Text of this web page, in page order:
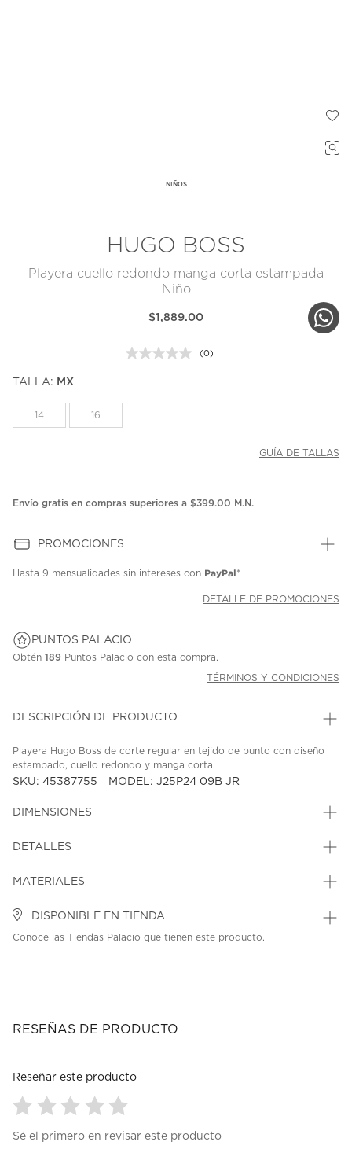
NIÑOS
HUGO BOSS
Playera cuello redondo manga corta estampada
Niño
$1,889.00
Sin
(0)
TALLA: MX
14 16
GUÍA DE TALLAS
Envío gratis en compras superiores a $399.00 M.N.
PROMOCIONES
Hasta 9 mensualidades sin intereses con PayPal*
DETALLE DE PROMOCIONES
PUNTOS PALACIO
Obtén 189 Puntos Palacio con esta compra.
TÉRMINOS Y CONDICIONES
DESCRIPCIÓN DE PRODUCTO
Playera Hugo Boss de corte regular en tejido de punto con diseño
estampado, cuello redondo y manga corta.
SKU: 45387755 MODEL: J25P24 09B JR
DIMENSIONES
DETALLES
MATERIALES
DISPONIBLE EN TIENDA
Conoce las Tiendas Palacio que tienen este producto.
RESEÑAS DE PRODUCTO
Reseñar este producto
paraparaparaparapara
Sé el primero en revisar este producto